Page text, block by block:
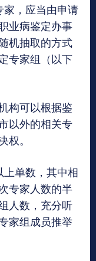
，应当由申请
业病鉴定办事
机抽取的方式
专家组（以下
构可以根据鉴
以外的相关专
。
单数，其中相
专家人数的半
人数，充分听
家组成员推举